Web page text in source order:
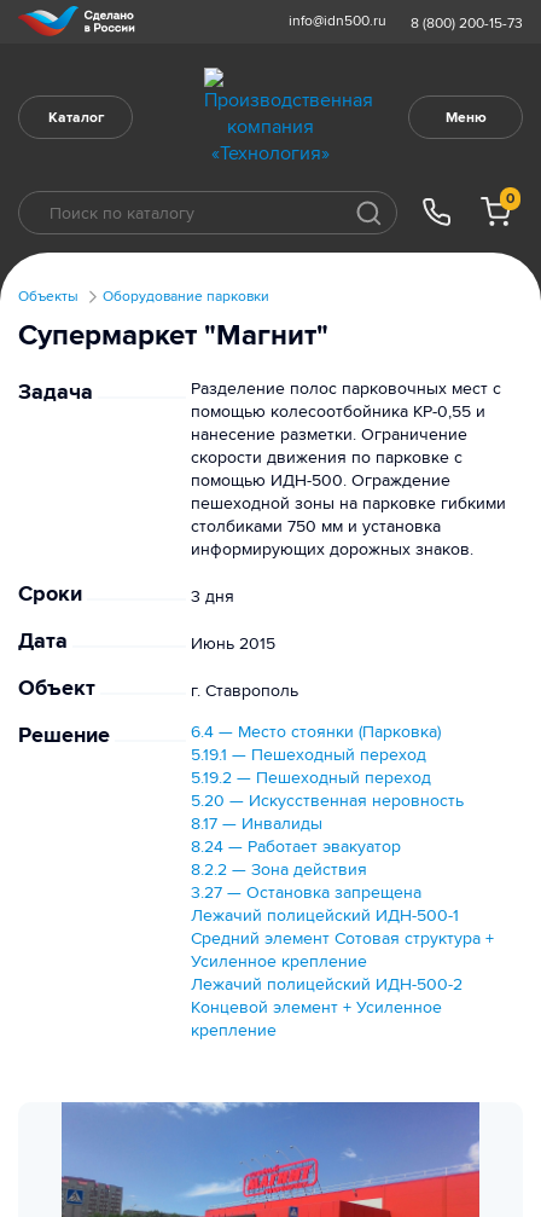
info@idn500.ru 8 (800) 200-15-73
Каталог Меню
0
Объекты Оборудование парковки
Супермаркет "Магнит"
Задача
Разделение полос парковочных мест с
помощью колесоотбойника КР-0,55 и
нанесение разметки. Ограничение
скорости движения по парковке с
помощью ИДН-500. Ограждение
пешеходной зоны на парковке гибкими
столбиками 750 мм и установка
информирующих дорожных знаков.
Сроки 3 дня
Дата Июнь 2015
Объект г. Ставрополь
Решение
6.4 — Место стоянки (Парковка)
5.19.1 — Пешеходный переход
5.19.2 — Пешеходный переход
5.20 — Искусственная неровность
8.17 — Инвалиды
8.24 — Работает эвакуатор
8.2.2 — Зона действия
3.27 — Остановка запрещена
Лежачий полицейский ИДН-500-1
Средний элемент Сотовая структура +
Усиленное крепление
Лежачий полицейский ИДН-500-2
Концевой элемент + Усиленное
крепление